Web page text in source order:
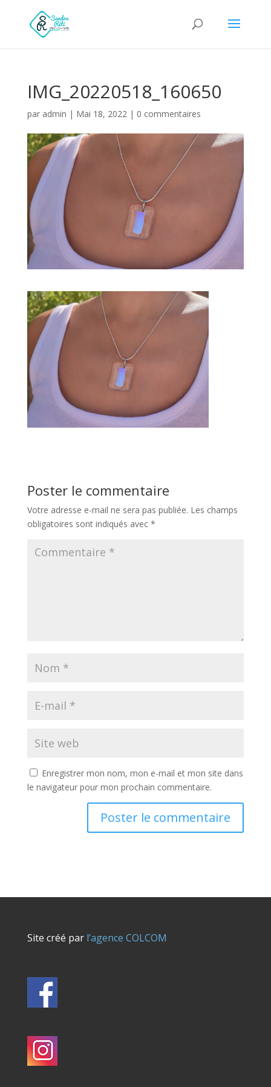
IMG_20220518_160650
par admin | Mai 18, 2022| 0 commentaires
Poster le commentaire
Votre adresse e-mail ne sera pas publiée. Les champs
obligatoires sont indiqués avec *
Enregistrer mon nom, mon e-mail et mon site dans
le navigateur pour mon prochain commentaire.
Site créé parl’agence COLCOM